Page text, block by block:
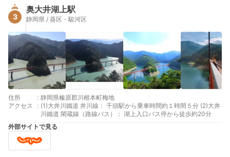
3
奥大井湖上駅
静岡県 / 葵区・駿河区
住所 : 静岡県榛原郡川根本町梅地
アクセス
: (1)大井川鐵道 井川線： 千頭駅から乗車時間約１時間５分 (2)大井
川鐵道 閑蔵線（路線バス）： 湖上入口バス停から徒歩約20分
外部サイトで見る